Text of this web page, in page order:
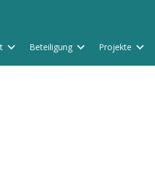
Beteiligung Projekte